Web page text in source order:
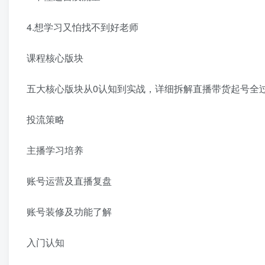
4.想学习又怕找不到好老师
课程核心版块
五大核心版块从0认知到实战，详细拆解直播带货起号全
投流策略
主播学习培养
账号运营及直播复盘
账号装修及功能了解
入门认知